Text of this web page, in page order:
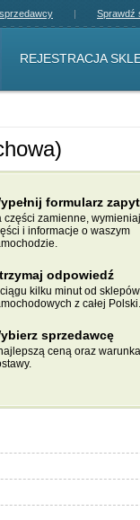
Sprawdź
REJESTRACJA
formularz
części zamienne,
i informacje o waszym
odpowiedź
kilku minut od
z całej Polski.
sprzedawcę
ceną oraz